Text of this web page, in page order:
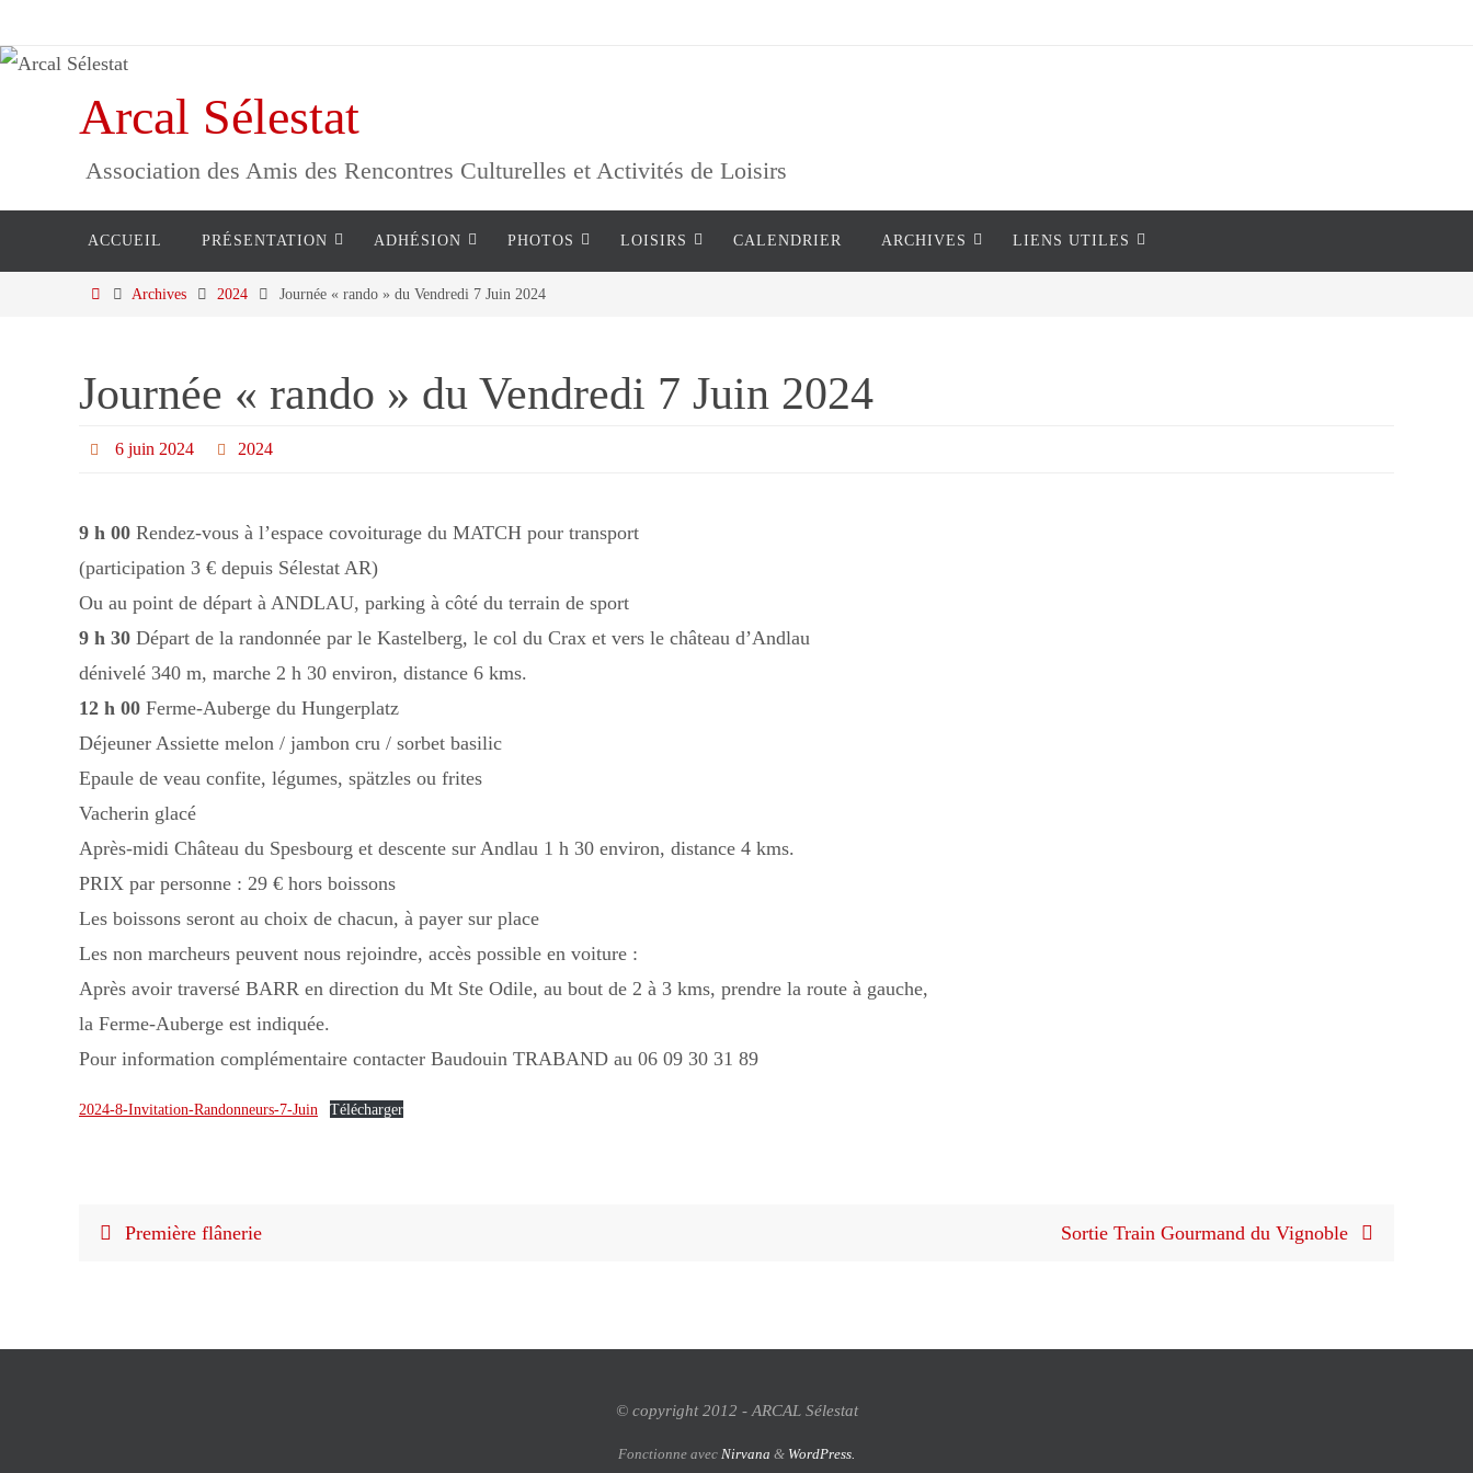
vers
Arcal Sélestat
Association des Amis des Rencontres Culturelles et Activités de Loisirs
ACCUEIL PRÉSENTATION ADHÉSION PHOTOS LOISIRS CALENDRIER ARCHIVES LIENS UTILES
HomeArchives 2024 Journée « rando » du Vendredi 7 Juin 2024
Journée « rando » du Vendredi 7 Juin 2024
6 juin 2024 2024
9 h 00 Rendez-vous à l’espace covoiturage du MATCH pour transport
(participation 3 € depuis Sélestat AR)
Ou au point de départ à ANDLAU, parking à côté du terrain de sport
9 h 30 Départ de la randonnée par le Kastelberg, le col du Crax et vers le château d’Andlau
dénivelé 340 m, marche 2 h 30 environ, distance 6 kms.
12 h 00 Ferme-Auberge du Hungerplatz
Déjeuner Assiette melon / jambon cru / sorbet basilic
Epaule de veau confite, légumes, spätzles ou frites
Vacherin glacé
Après-midi Château du Spesbourg et descente sur Andlau 1 h 30 environ, distance 4 kms.
PRIX par personne : 29 € hors boissons
Les boissons seront au choix de chacun, à payer sur place
Les non marcheurs peuvent nous rejoindre, accès possible en voiture :
Après avoir traversé BARR en direction du Mt Ste Odile, au bout de 2 à 3 kms, prendre la route à gauche,
la Ferme-Auberge est indiquée.
Pour information complémentaire contacter Baudouin TRABAND au 06 09 30 31 89
2024-8-Invitation-Randonneurs-7-Juin Télécharger
Première flânerie Sortie Train Gourmand du Vignoble
© copyright 2012 - ARCAL Sélestat
Fonctionne avec Nirvana & WordPress.